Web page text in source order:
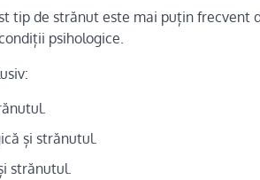
tip de strănut este mai puțin frecvent
psihologice.
și strănutul.
strănutul.